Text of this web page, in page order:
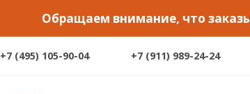
Обращаем внимание, что
+7 (495) 105-90-04 +7 (911) 989-24-24